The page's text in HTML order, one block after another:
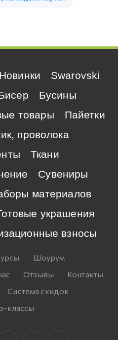
Новинки
Swarovski
Бусины
товары
Пайетки
проволока
Ткани
Сувениры
материалов
украшения
взносы
Шоурум
Отзывы
Контакты
Система скидок
классы